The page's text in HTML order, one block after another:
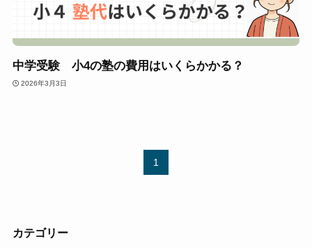
中学受験 小4の塾の費用はいくらかかる？
2026年3月3日
1
カテゴリー